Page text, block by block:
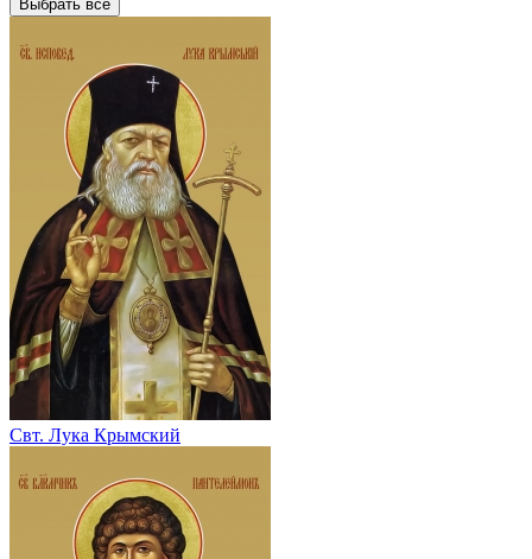
Выбрать все
Свт. Лука Крымский